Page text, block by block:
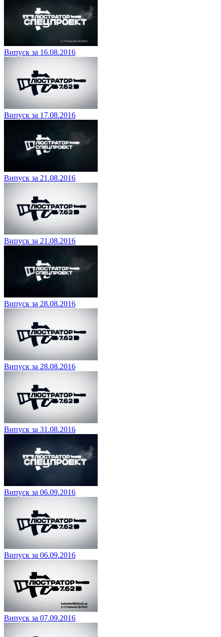
Випуск за 16.08.2016
Випуск за 17.08.2016
Випуск за 21.08.2016
Випуск за 21.08.2016
Випуск за 28.08.2016
Випуск за 28.08.2016
Випуск за 31.08.2016
Випуск за 06.09.2016
Випуск за 06.09.2016
Випуск за 07.09.2016